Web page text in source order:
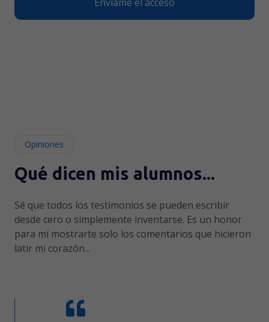
Opiniones
Qué dicen mis alumnos...
Sé que todos los testimonios se pueden escribir
desde cero o simplemente inventarse. Es un honor
para mí mostrarte solo los comentarios que hicieron
latir mi corazón...